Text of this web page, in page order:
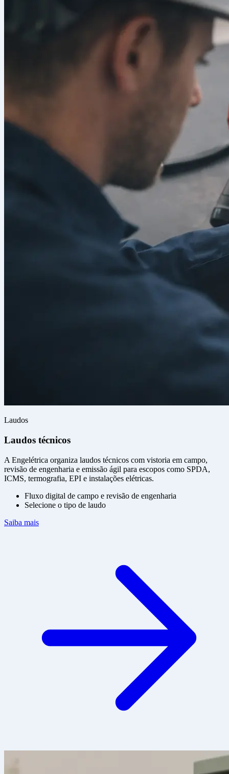
Laudos
Laudos técnicos
A Engelétrica organiza laudos técnicos com vistoria em campo,
revisão de engenharia e emissão ágil para escopos como SPDA,
ICMS, termografia, EPI e instalações elétricas.
Fluxo digital de campo e revisão de engenharia
Selecione o tipo de laudo
Saiba mais